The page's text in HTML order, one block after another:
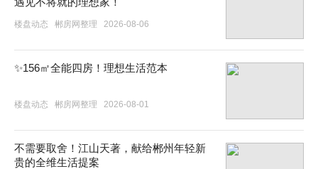
楼盘动态 郴房网整理 2026-08-06
✨156㎡全能四房！理想生活范本
楼盘动态 郴房网整理 2026-08-01
不需要取舍！江山天著，献给郴州年轻新
贵的全维生活提案